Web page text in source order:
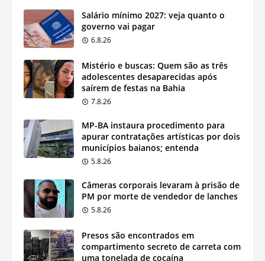
Salário mínimo 2027: veja quanto o
governo vai pagar
6.8.26
Mistério e buscas: Quem são as três
adolescentes desaparecidas após
saírem de festas na Bahia
7.8.26
MP-BA instaura procedimento para
apurar contratações artísticas por dois
municípios baianos; entenda
5.8.26
Câmeras corporais levaram à prisão de
PM por morte de vendedor de lanches
5.8.26
Presos são encontrados em
compartimento secreto de carreta com
uma tonelada de cocaína